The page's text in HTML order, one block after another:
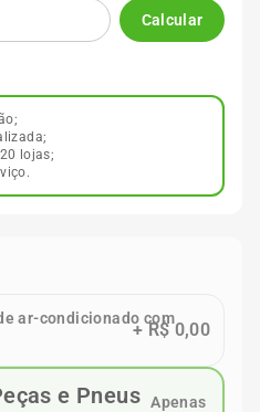
Calcular
lojas;
ar-condicionado com
+R$ 0,00
Apenas